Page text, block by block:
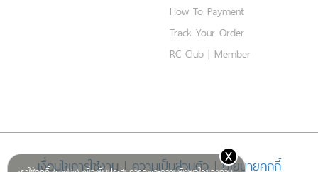
x
How To Payment
Track Your Order
RC Club | Member
เงื่อนไขการใช้งาน|ความเป็นส่วนตัว|นโยบายคุกกี้